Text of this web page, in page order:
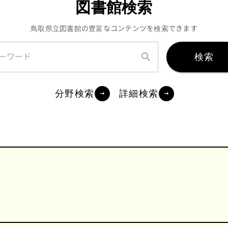
図書館検索
鳥取県立図書館の豊富なコンテンツを検索できます
ワード 検索
分野検索 詳細検索